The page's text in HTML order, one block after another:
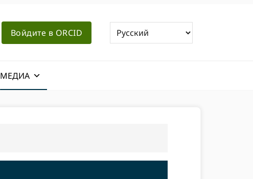
Войдите в ORCID
МЕДИА